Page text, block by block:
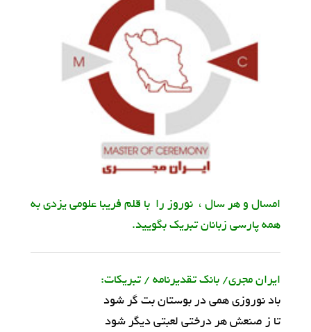
امسال و هر سال ، نوروز را با قلم فریبا علومی یزدی به
همه پارسی زبانان تبریک بگویید.
ایران مجری/ بانک تقدیرنامه / تبریکات:
باد نوروزی همی در بوستان بت گر شود
تا ز صنعش هر درختی لعبتی دیگر شود